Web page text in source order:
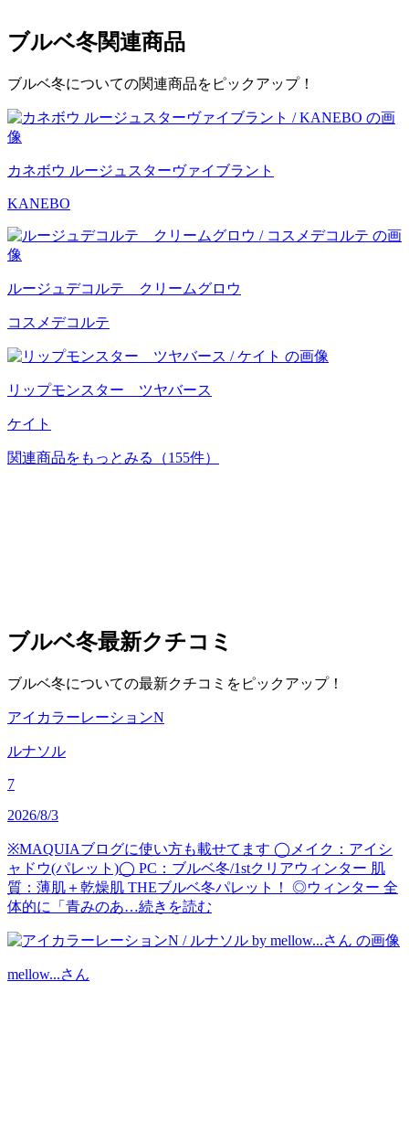
ブルベ冬関連商品
ブルベ冬についての関連商品をピックアップ！
カネボウ ルージュスターヴァイブラント
KANEBO
ルージュデコルテ クリームグロウ
コスメデコルテ
リップモンスター ツヤバース
ケイト
関連商品をもっとみる （155件）
ブルベ冬最新クチコミ
ブルベ冬についての最新クチコミをピックアップ！
アイカラーレーションN
ルナソル
7
2026/8/3
※MAQUIAブログに使い方も載せてます ◯メイク：アイシ
ャドウ(パレット)◯ PC：ブルベ冬/1stクリアウィンター 肌
質：薄肌＋乾燥肌 THEブルベ冬パレット！ ◎ウィンター 全
体的に「青みのあ…続きを読む
mellow...さん